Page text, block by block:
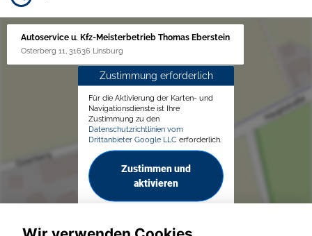
Autoservice u. Kfz-Meisterbetrieb Thomas Eberstein
Osterberg 11, 31636 Linsburg
Zustimmung erforderlich
Für die Aktivierung der Karten- und
Navigationsdienste ist Ihre
Zustimmung zu den
Datenschutzrichtlinien vom
Drittanbieter Google LLC erforderlich.
Zustimmen und
aktivieren